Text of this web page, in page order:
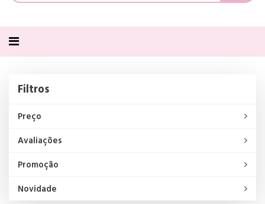
Alternar
navegação
Filtros
Preço
Avaliações
Promoção
Novidade